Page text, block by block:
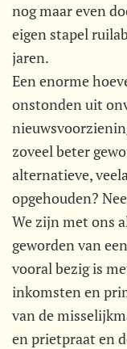
nog maar even
eigen stapel
jaren.
Een enorme
onstonden uit
zoveel beter
alternatieve,
opgehouden?
We zijn met ons
geworden van
vooral bezig is
inkomsten en
van de
en prietpraat en